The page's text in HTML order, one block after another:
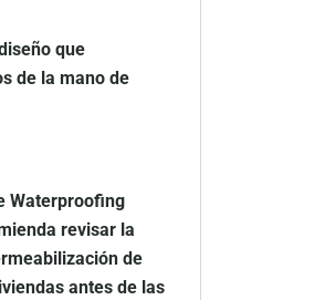
que
de la mano de
Waterproofing
revisar la
de
antes de las